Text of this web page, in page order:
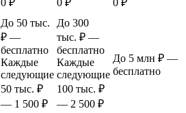
0 ₽ 0 ₽ 0 ₽
До 50 тыс.
₽ —
бесплатно
Каждые
следующие
50 тыс. ₽
— 1 500 ₽
До 300
тыс. ₽ —
бесплатно
Каждые
следующие
100 тыс. ₽
— 2 500 ₽
До 5 млн ₽ —
бесплатно